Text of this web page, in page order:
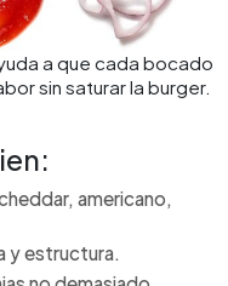
a que cada bocado
sin saturar la burger.
americano,
y estructura.